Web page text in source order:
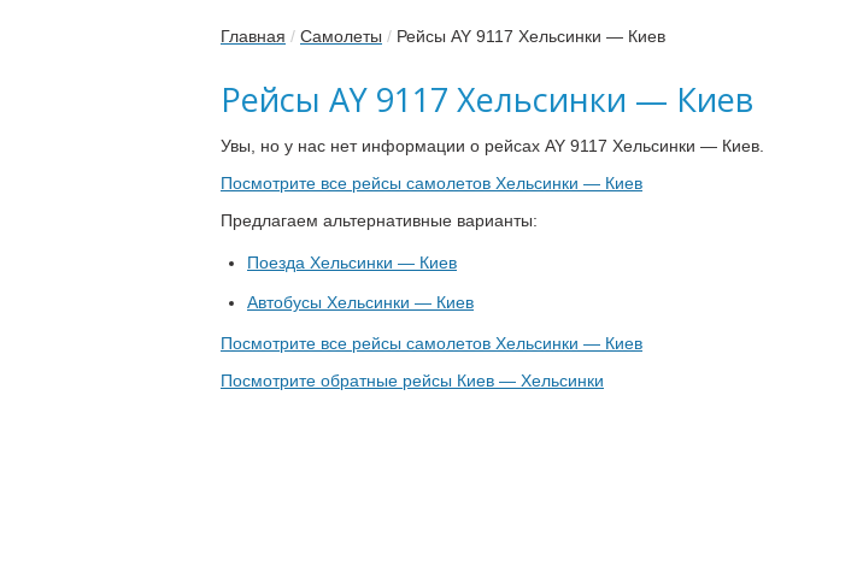
Главная / Самолеты / Рейсы AY 9117 Хельсинки — Киев
Рейсы AY 9117 Хельсинки — Киев
Увы, но у нас нет информации о рейсах AY 9117 Хельсинки — Киев.
Посмотрите все рейсы самолетов Хельсинки — Киев
Предлагаем альтернативные варианты:
Поезда Хельсинки — Киев
Автобусы Хельсинки — Киев
Посмотрите все рейсы самолетов Хельсинки — Киев
Посмотрите обратные рейсы Киев — Хельсинки